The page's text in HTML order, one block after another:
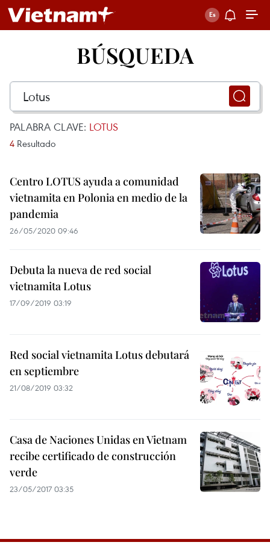
BÚSQUEDA
PALABRA CLAVE: LOTUS
4 Resultado
Centro LOTUS ayuda a comunidad
vietnamita en Polonia en medio de la
pandemia
26/05/2020 09:46
Debuta la nueva de red social
vietnamita Lotus
17/09/2019 03:19
Red social vietnamita Lotus debutará
en septiembre
21/08/2019 03:32
Casa de Naciones Unidas en Vietnam
recibe certificado de construcción
verde
23/05/2017 03:35